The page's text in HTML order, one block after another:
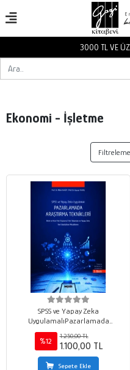
3000 TL VE
Ekonomi - İşletme
Filtreleme
SPSS ve Yapay Zeka
UygulamalıPazarlamada
Araştırma Teknikleri Nitel ve Nicel
Veri Toplama ¦ Veri Tabanları ve
Yapay Zeka İleri İstatistiksel
%12
1.250,00 TL
1.100,00 TL
Sepete Ekle